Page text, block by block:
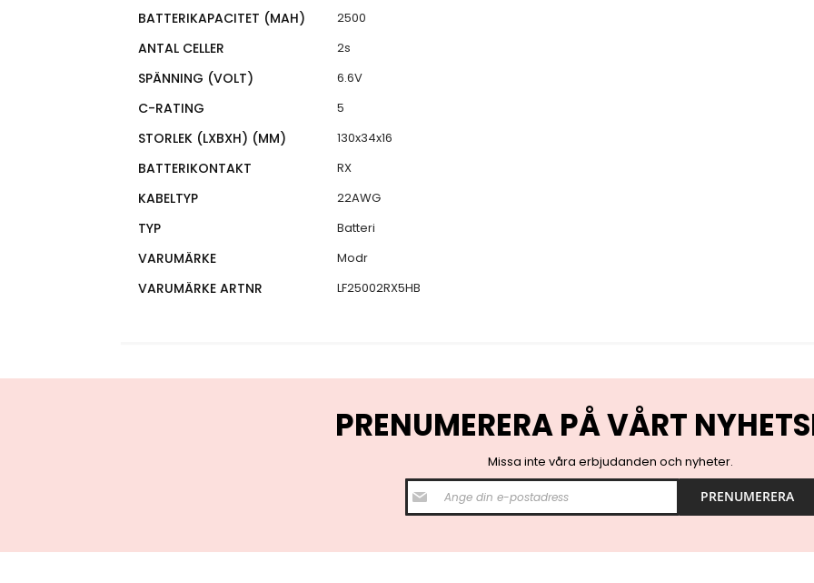
BATTERIKAPACITET (MAH) 2500
ANTAL CELLER 2s
SPÄNNING (VOLT) 6.6V
C-RATING 5
STORLEK (LXBXH) (MM) 130x34x16
BATTERIKONTAKT RX
KABELTYP 22AWG
TYP Batteri
VARUMÄRKE Modr
VARUMÄRKE ARTNR LF25002RX5HB
PRENUMERERA PÅ VÅRT
Missa inte våra erbjudanden och nyheter.
S
i
g
PRENUMERERA